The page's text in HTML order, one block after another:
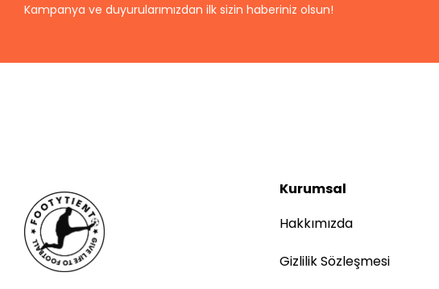
Kampanya ve duyurularımızdan ilk sizin haberiniz olsun!
Kurumsal
Hakkımızda
Gizlilik Sözleşmesi